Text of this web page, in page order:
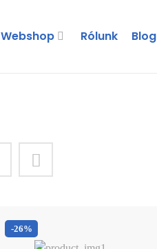
Webshop Rólunk Blog
-26%